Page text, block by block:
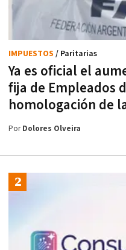
Ya es oficial el
fija de Empleados
homologación de
IMPUESTOS / Paritarias
PorDolores Olveira